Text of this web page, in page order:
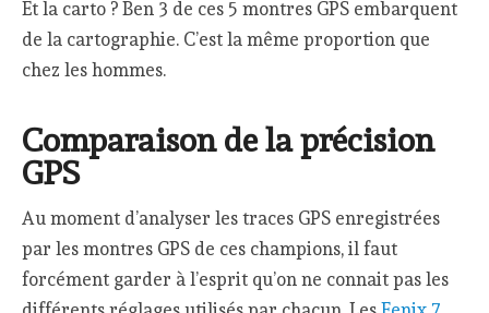
Et la carto ? Ben 3 de ces 5 montres GPS embarquent
de la cartographie. C’est la même proportion que
chez les hommes.
Comparaison de la précision
GPS
Au moment d’analyser les traces GPS enregistrées
par les montres GPS de ces champions, il faut
forcément garder à l’esprit qu’on ne connait pas les